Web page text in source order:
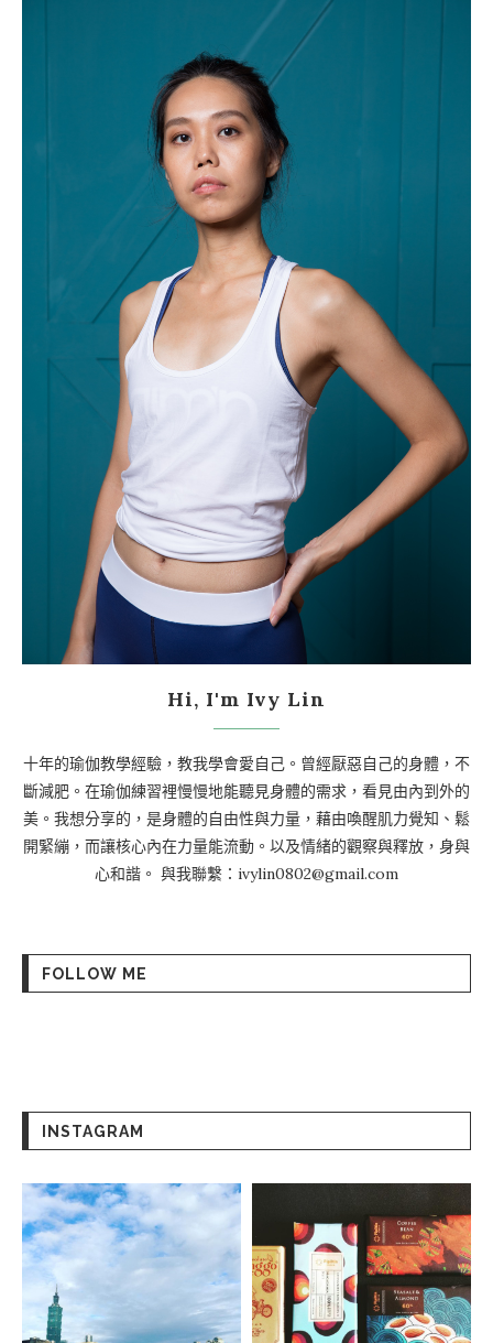
Hi, I'm Ivy Lin
十年的瑜伽教學經驗，教我學會愛自己。曾經厭惡自己的身體，不
斷減肥。在瑜伽練習裡慢慢地能聽見身體的需求，看見由內到外的
美。我想分享的，是身體的自由性與力量，藉由喚醒肌力覺知、鬆
開緊繃，而讓核心內在力量能流動。以及情緒的觀察與釋放，身與
心和諧。 與我聯繫：ivylin0802@gmail.com
FOLLOW ME
INSTAGRAM